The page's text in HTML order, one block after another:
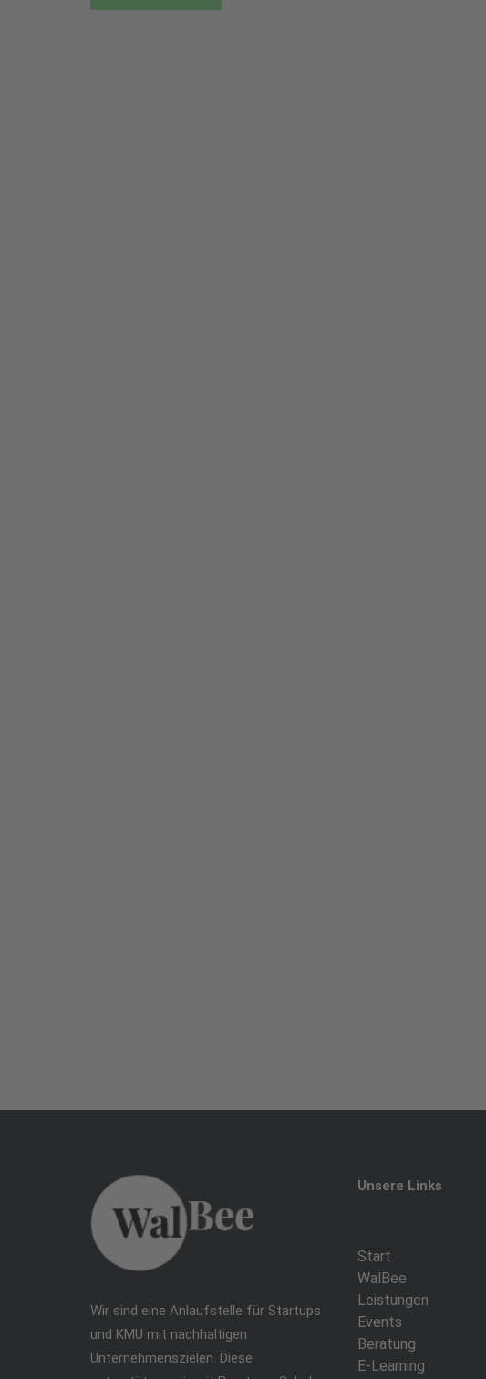
Wir sind eine Anlaufstelle für Startups
und KMU mit nachhaltigen
Unternehmenszielen. Diese
Unsere Links
Start
WalBee
Leistungen
Events
Beratung
E-Learning